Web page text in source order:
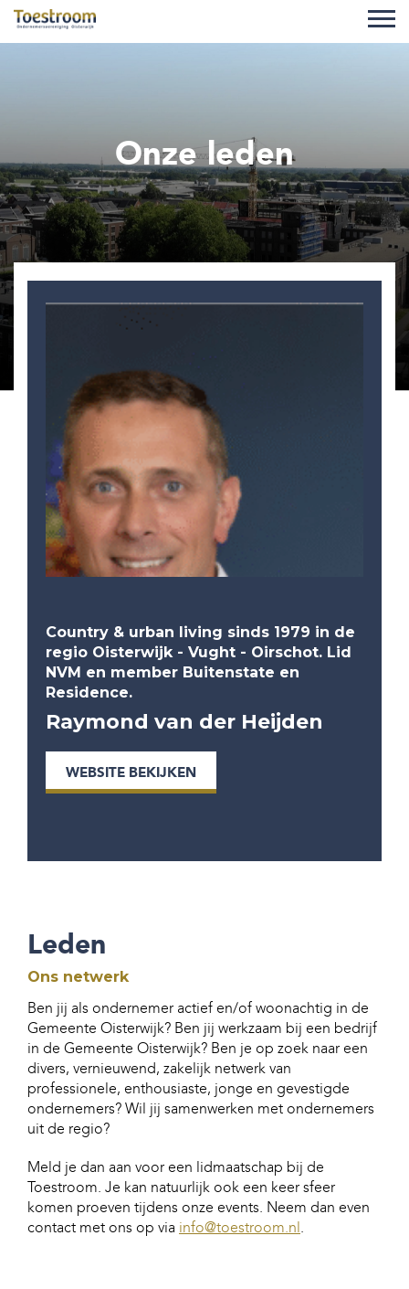
Onze leden
Country & urban living sinds 1979 in de
regio Oisterwijk - Vught - Oirschot. Lid
NVM en member Buitenstate en
Residence.
Raymond van der Heijden
WEBSITE BEKIJKEN
Leden
Ons netwerk
Ben jij als ondernemer actief en/of woonachtig in de
Gemeente Oisterwijk? Ben jij werkzaam bij een bedrijf
in de Gemeente Oisterwijk? Ben je op zoek naar een
divers, vernieuwend, zakelijk netwerk van
professionele, enthousiaste, jonge en gevestigde
ondernemers? Wil jij samenwerken met ondernemers
uit de regio?
Meld je dan aan voor een lidmaatschap bij de
Toestroom. Je kan natuurlijk ook een keer sfeer
komen proeven tijdens onze events. Neem dan even
contact met ons op via info@toestroom.nl